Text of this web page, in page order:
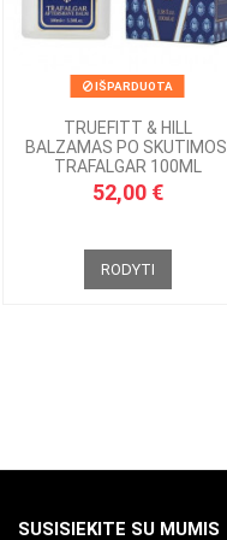
IŠPARDUOTA
TRUEFITT & HILL
BALZAMAS PO SKUTIMOSI
TRAFALGAR 100ML
52,00 €
RODYTI
SUSISIEKITE SU MUMIS